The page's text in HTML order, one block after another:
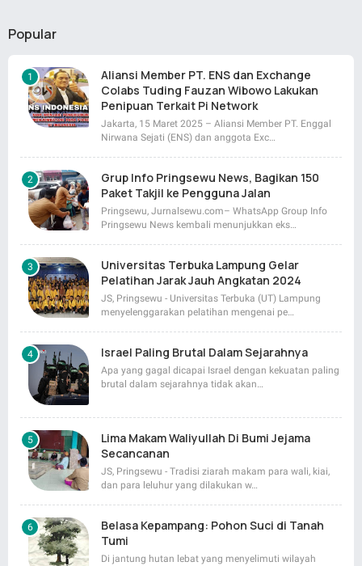
Popular
Aliansi Member PT. ENS dan Exchange
Colabs Tuding Fauzan Wibowo Lakukan
Penipuan Terkait Pi Network
Jakarta, 15 Maret 2025 – Aliansi Member PT. Enggal
Nirwana Sejati (ENS) dan anggota Exc…
Grup Info Pringsewu News, Bagikan 150
Paket Takjil ke Pengguna Jalan
Pringsewu, Jurnalsewu.com– WhatsApp Group Info
Pringsewu News kembali menunjukkan eks…
Universitas Terbuka Lampung Gelar
Pelatihan Jarak Jauh Angkatan 2024
JS, Pringsewu - Universitas Terbuka (UT) Lampung
menyelenggarakan pelatihan mengenai pe…
Israel Paling Brutal Dalam Sejarahnya
Apa yang gagal dicapai Israel dengan kekuatan paling
brutal dalam sejarahnya tidak akan…
Lima Makam Waliyullah Di Bumi Jejama
Secancanan
JS, Pringsewu - Tradisi ziarah makam para wali, kiai,
dan para leluhur yang dilakukan w…
Belasa Kepampang: Pohon Suci di Tanah
Tumi
Di jantung hutan lebat yang menyelimuti wilayah